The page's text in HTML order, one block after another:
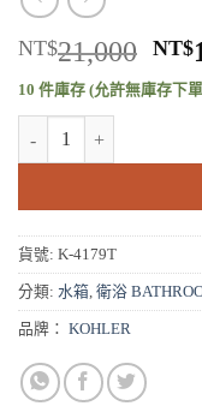
NT$21,000 原
始
NT$
10 件庫存 (允許無庫存下
貨號: K-4179T
分類: 水箱, 衛浴
品牌： KOHLER